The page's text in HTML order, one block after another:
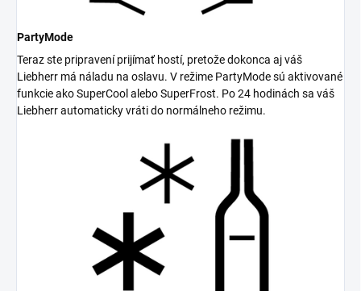
PartyMode
Teraz ste pripravení prijímať hostí, pretože dokonca aj váš
Liebherr má náladu na oslavu. V režime PartyMode sú aktivované
funkcie ako SuperCool alebo SuperFrost. Po 24 hodinách sa váš
Liebherr automaticky vráti do normálneho režimu.